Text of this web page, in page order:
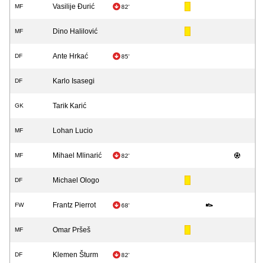
MF Vasilije Đurić 82'
MF Dino Halilović
DF Ante Hrkać 85'
DF Karlo Isasegi
GK Tarik Karić
MF Lohan Lucio
MF Mihael Mlinarić 82'
DF Michael Ologo
FW Frantz Pierrot 68'
MF Omar Pršeš
DF Klemen Šturm 82'